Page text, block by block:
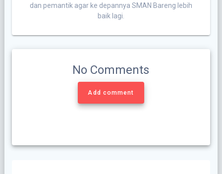
dan pemantik agar ke depannya SMAN Bareng lebih
baik lagi.
No Comments
Add comment